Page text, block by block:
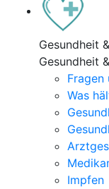
Gesundheit
Gesundheit
Was
Impfen